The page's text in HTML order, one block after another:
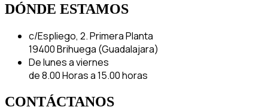
DÓNDE ESTAMOS
c/Espliego, 2. Primera Planta
19400 Brihuega (Guadalajara)
De lunes a viernes
de 8.00 Horas a 15.00 horas
CONTÁCTANOS